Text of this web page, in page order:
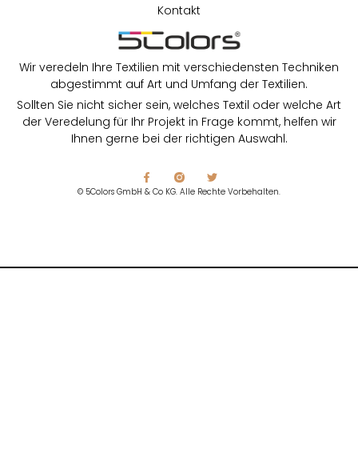
Wir veredeln Ihre Textilien mit verschiedensten Techniken
abgestimmt auf Art und Umfang der Textilien.
Sollten Sie nicht sicher sein, welches Textil oder welche Art
der Veredelung für Ihr Projekt in Frage kommt, helfen wir
Ihnen gerne bei der richtigen Auswahl.
© 5Colors GmbH & Co KG. Alle Rechte Vorbehalten.
Kontakt